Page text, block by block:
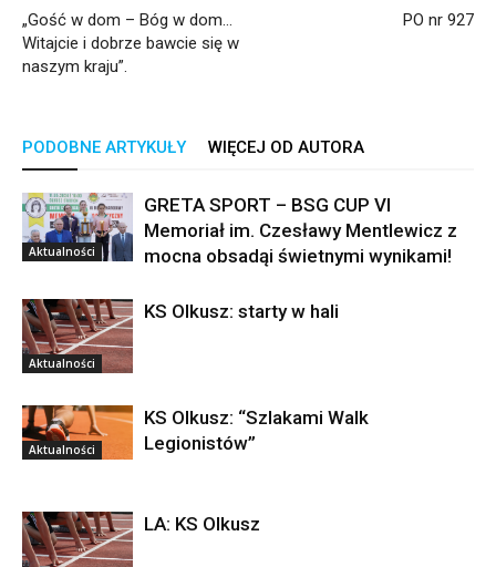
„Gość w dom – Bóg w dom…
Witajcie i dobrze bawcie się w
naszym kraju”.
PO nr 927
PODOBNE ARTYKUŁY WIĘCEJ OD AUTORA
Aktualności
GRETA SPORT – BSG CUP VI
Memoriał im. Czesławy Mentlewicz z
mocna obsadąi świetnymi wynikami!
Aktualności
KS Olkusz: starty w hali
Aktualności
KS Olkusz: “Szlakami Walk
Legionistów”
LA: KS Olkusz